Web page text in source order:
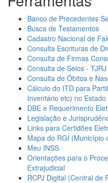
Banco de Precedentes
Busca de Testamentos
Cadastro Nacional de
Consulta Escrituras de
Consulta de Firmas
Consulta de Selos - TJRJ
Consulta de Óbitos e
Cálculo do ITD para
Inventário etc) no
DBE e Requerimento
Legislação e
Links para Certidões
Mapa do RGI (Município
Meu INSS
Orientações para o
Extrajudicial
RCPJ Digital (Central de